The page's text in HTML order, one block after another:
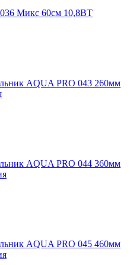
Микс 60см 10,8ВТ
AQUA PRO 043 260мм
AQUA PRO 044 360мм
AQUA PRO 045 460мм